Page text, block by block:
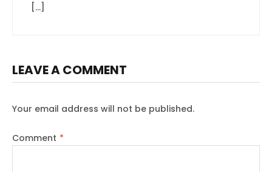
[…]
LEAVE A COMMENT
Your email address will not be published.
Comment *